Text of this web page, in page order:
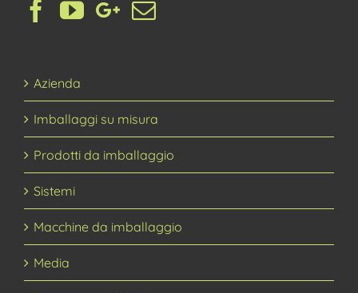
Azienda
Imballaggi su misura
Prodotti da imballaggio
Sistemi
Macchine da imballaggio
Media